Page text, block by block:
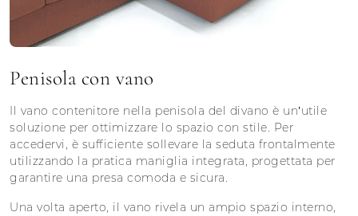
Penisola con vano
Il vano contenitore nella penisola del divano è un’utile
soluzione per ottimizzare lo spazio con stile. Per
accedervi, è sufficiente sollevare la seduta frontalmente
utilizzando la pratica maniglia integrata, progettata per
garantire una presa comoda e sicura.
Una volta aperto, il vano rivela un ampio spazio interno,